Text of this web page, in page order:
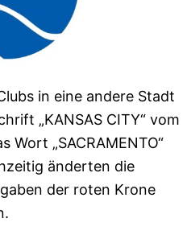
in eine andere Stadt
„KANSAS CITY“ vom
Wort „SACRAMENTO“
änderten die
der roten Krone